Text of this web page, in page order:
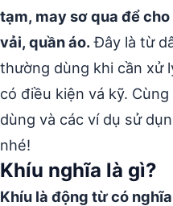
tạm, may sơ qua để cho
vải, quần áo.Đây là từ
thường dùng khi cần xử
có điều kiện vá kỹ.
dùng và các ví dụ sử
nhé!
Khíu nghĩa là gì?
Khíu là động từ có